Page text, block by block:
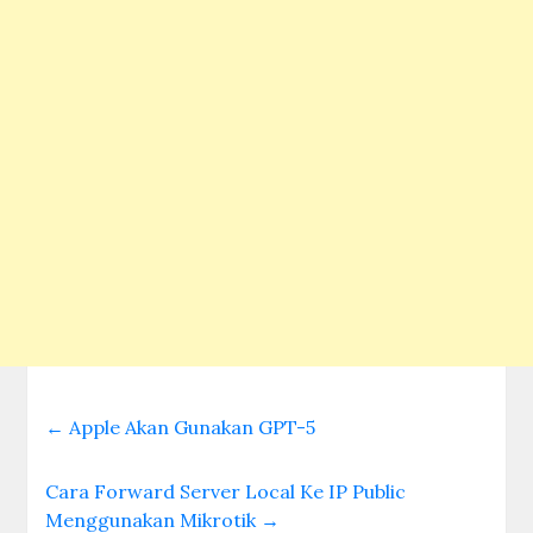
← Apple Akan Gunakan GPT-5
Cara Forward Server Local Ke IP Public
Menggunakan Mikrotik →